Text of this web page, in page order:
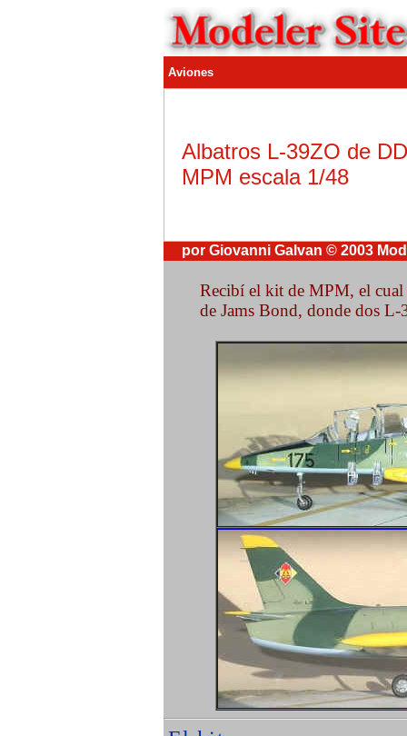
Aviones
Albatros L-39ZO de
MPM escala 1/48
por Giovanni Galvan © 2003
Recibí el kit de MPM, el
de Jams Bond, donde dos L-